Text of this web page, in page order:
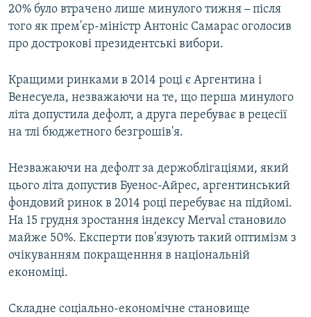
20% було втрачено лише минулого тижня –після
того як прем'єр-міністр Антоніс Самарас оголосив
про дострокові президентські вибори.
Кращими ринками в 2014 році є Аргентина і
Венесуела, незважаючи на те, що перша минулого
літа допустила дефолт, а друга перебуває в рецесії
на тлі бюджетного безгрошів'я.
Незважаючи на дефолт за держоблігаціями, який
цього літа допустив Буенос-Айрес, аргентинський
фондовий ринок в 2014 році перебуває на підйомі.
На 15 грудня зростання індексу Merval становило
майже 50%. Експерти пов'язують такий оптимізм з
очікуванням покращенння в національній
економіці.
Складне соціально-економічне становище